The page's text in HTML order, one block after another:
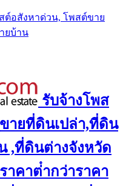
ต์อสังหาด่วน, โพสต์ขาย
ยบ้าน
รับจ้างโพส
ายที่ดินเปล่า,ที่ดิน
,ที่ดินต่างจังหวัด
าคาต่ํากว่าราคา